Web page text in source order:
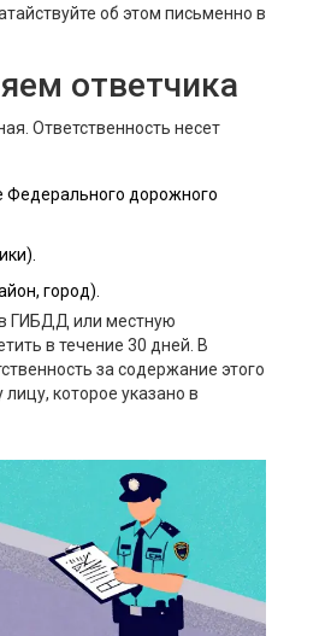
об этом письменно в
ответчика
Ответственность несет
Федерального дорожного
город).
ГИБДД или местную
в течение 30 дней. В
за содержание этого
которое указано в